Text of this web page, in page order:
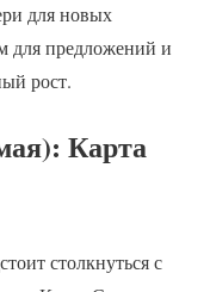
для новых
для предложений и
рост.
Карта
столкнуться с